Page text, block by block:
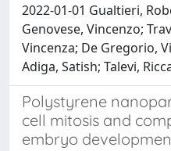
2022-01-01 Gualtieri,
Genovese, Vincenzo;
Vincenza; De Gregorio,
Adiga, Satish; Talevi,
Polystyrene
cell mitosis and
embryo